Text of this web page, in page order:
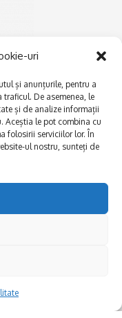
uri
și anunțurile, pentru a
De asemenea, le
și de analize informații
Aceștia le pot combina cu
folosirii serviciilor lor. În
ul nostru, sunteți de
și meșteșuguri